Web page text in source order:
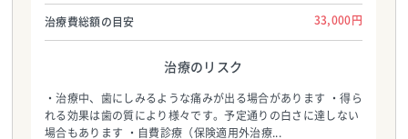
治療費総額の目安 33,000円
治療のリスク
・治療中、歯にしみるような痛みが出る場合があります ・得ら
れる効果は歯の質により様々です。予定通りの白さに達しない
場合もあります ・自費診療（保険適用外治療...